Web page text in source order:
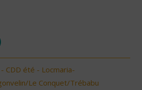
CDD été - Locmaria-
Le Conquet/Trébabu